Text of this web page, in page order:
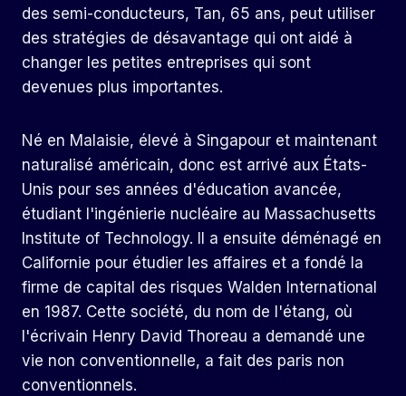
des semi-conducteurs, Tan, 65 ans, peut utiliser
des stratégies de désavantage qui ont aidé à
changer les petites entreprises qui sont
devenues plus importantes.
Né en Malaisie, élevé à Singapour et maintenant
naturalisé américain, donc est arrivé aux États-
Unis pour ses années d'éducation avancée,
étudiant l'ingénierie nucléaire au Massachusetts
Institute of Technology. Il a ensuite déménagé en
Californie pour étudier les affaires et a fondé la
firme de capital des risques Walden International
en 1987. Cette société, du nom de l'étang, où
l'écrivain Henry David Thoreau a demandé une
vie non conventionnelle, a fait des paris non
conventionnels.